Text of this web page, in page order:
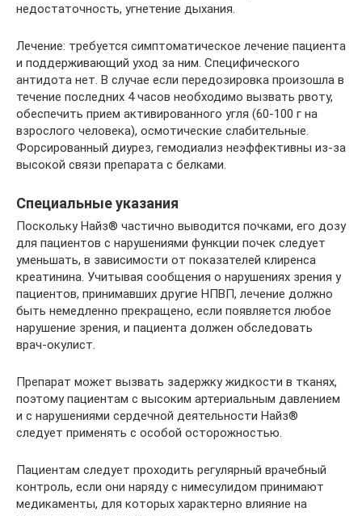
недостаточность, угнетение дыхания.
Лечение: требуется симптоматическое лечение пациента
и поддерживающий уход за ним. Специфического
антидота нет. В случае если передозировка произошла в
течение последних 4 часов необходимо вызвать рвоту,
обеспечить прием активированного угля (60-100 г на
взрослого человека), осмотические слабительные.
Форсированный диурез, гемодиализ неэффективны из-за
высокой связи препарата с белками.
Специальные указания
Поскольку Найз® частично выводится почками, его дозу
для пациентов с нарушениями функции почек следует
уменьшать, в зависимости от показателей клиренса
креатинина. Учитывая сообщения о нарушениях зрения у
пациентов, принимавших другие НПВП, лечение должно
быть немедленно прекращено, если появляется любое
нарушение зрения, и пациента должен обследовать
врач-окулист.
Препарат может вызвать задержку жидкости в тканях,
поэтому пациентам с высоким артериальным давлением
и с нарушениями сердечной деятельности Найз®
следует применять с особой осторожностью.
Пациентам следует проходить регулярный врачебный
контроль, если они наряду с нимесулидом принимают
медикаменты, для которых характерно влияние на